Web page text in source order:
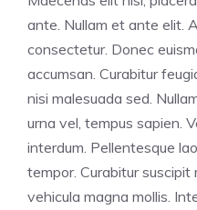
ante. Nullam et ante elit.
consectetur. Donec
accumsan. Curabitur
nisi malesuada sed.
urna vel, tempus sapien.
interdum. Pellentesque
tempor. Curabitur
vehicula magna mollis.